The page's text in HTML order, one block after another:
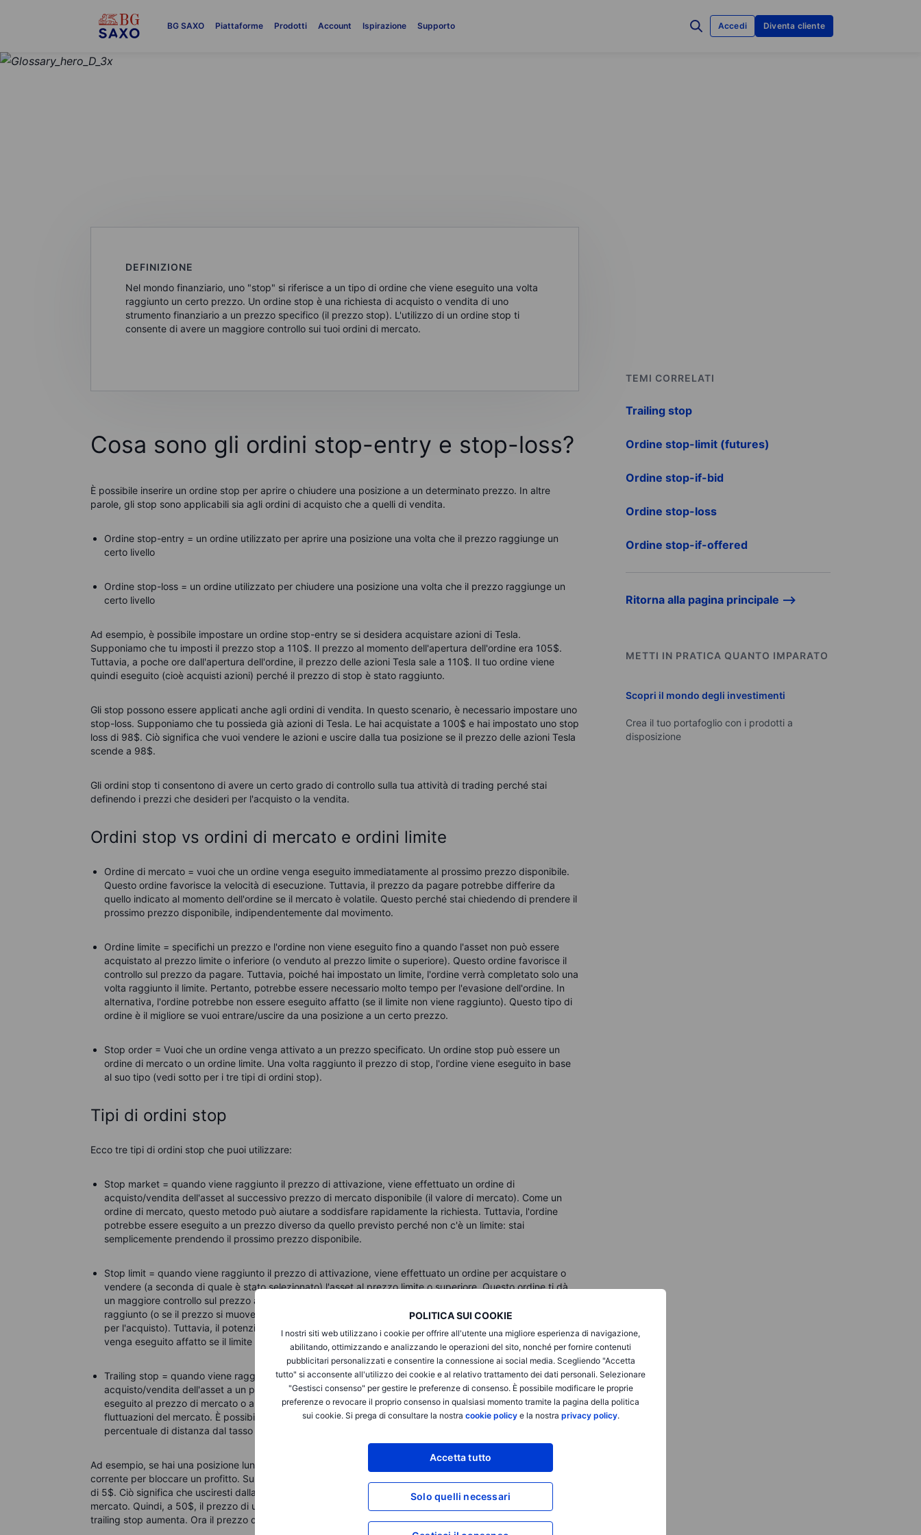
BG SAXO Piattaforme Prodotti Account Ispirazione Supporto Accedi Diventa cliente
POLITICA SUI COOKIE
I nostri siti web utilizzano i cookie per offrire all'utente una migliore esperienza di navigazione,
abilitando, ottimizzando e analizzando le operazioni del sito, nonché per fornire contenuti
pubblicitari personalizzati e consentire la connessione ai social media. Scegliendo "Accetta
tutto" si acconsente all'utilizzo dei cookie e al relativo trattamento dei dati personali. Selezionare
"Gestisci consenso" per gestire le preferenze di consenso. È possibile modificare le proprie
preferenze o revocare il proprio consenso in qualsiasi momento tramite la pagina della politica
sui cookie. Si prega di consultare la nostra cookie policye la nostra privacy policy.
Accetta tutto
Solo quelli necessari
DEFINIZIONE
Nel mondo finanziario, uno "stop" si riferisce a un tipo di ordine che viene eseguito una volta
raggiunto un certo prezzo. Un ordine stop è una richiesta di acquisto o vendita di uno
strumento finanziario a un prezzo specifico (il prezzo stop). L'utilizzo di un ordine stop ti
consente di avere un maggiore controllo sui tuoi ordini di mercato.
Cosa sono gli ordini stop-entry e stop-loss?
È possibile inserire un ordine stop per aprire o chiudere una posizione a un determinato prezzo. In altre
parole, gli stop sono applicabili sia agli ordini di acquisto che a quelli di vendita.
Ordine stop-entry = un ordine utilizzato per aprire una posizione una volta che il prezzo raggiunge un
certo livello
Ordine stop-loss = un ordine utilizzato per chiudere una posizione una volta che il prezzo raggiunge un
certo livello
Ad esempio, è possibile impostare un ordine stop-entry se si desidera acquistare azioni di Tesla.
Supponiamo che tu imposti il prezzo stop a 110$. Il prezzo al momento dell'apertura dell'ordine era 105$.
Tuttavia, a poche ore dall'apertura dell'ordine, il prezzo delle azioni Tesla sale a 110$. Il tuo ordine viene
quindi eseguito (cioè acquisti azioni) perché il prezzo di stop è stato raggiunto.
Gli stop possono essere applicati anche agli ordini di vendita. In questo scenario, è necessario impostare uno
stop-loss. Supponiamo che tu possieda già azioni di Tesla. Le hai acquistate a 100$ e hai impostato uno stop
loss di 98$. Ciò significa che vuoi vendere le azioni e uscire dalla tua posizione se il prezzo delle azioni Tesla
scende a 98$.
Gli ordini stop ti consentono di avere un certo grado di controllo sulla tua attività di trading perché stai
definendo i prezzi che desideri per l'acquisto o la vendita.
Ordini stop vs ordini di mercato e ordini limite
Ordine di mercato = vuoi che un ordine venga eseguito immediatamente al prossimo prezzo disponibile.
Questo ordine favorisce la velocità di esecuzione. Tuttavia, il prezzo da pagare potrebbe differire da
quello indicato al momento dell'ordine se il mercato è volatile. Questo perché stai chiedendo di prendere il
prossimo prezzo disponibile, indipendentemente dal movimento.
Ordine limite = specifichi un prezzo e l'ordine non viene eseguito fino a quando l'asset non può essere
acquistato al prezzo limite o inferiore (o venduto al prezzo limite o superiore). Questo ordine favorisce il
controllo sul prezzo da pagare. Tuttavia, poiché hai impostato un limite, l'ordine verrà completato solo una
volta raggiunto il limite. Pertanto, potrebbe essere necessario molto tempo per l'evasione dell'ordine. In
alternativa, l'ordine potrebbe non essere eseguito affatto (se il limite non viene raggiunto). Questo tipo di
ordine è il migliore se vuoi entrare/uscire da una posizione a un certo prezzo.
Stop order = Vuoi che un ordine venga attivato a un prezzo specificato. Un ordine stop può essere un
ordine di mercato o un ordine limite. Una volta raggiunto il prezzo di stop, l'ordine viene eseguito in base
al suo tipo (vedi sotto per i tre tipi di ordini stop).
Tipi di ordini stop
Ecco tre tipi di ordini stop che puoi utilizzare:
Stop market = quando viene raggiunto il prezzo di attivazione, viene effettuato un ordine di
acquisto/vendita dell'asset al successivo prezzo di mercato disponibile (il valore di mercato). Come un
ordine di mercato, questo metodo può aiutare a soddisfare rapidamente la richiesta. Tuttavia, l'ordine
potrebbe essere eseguito a un prezzo diverso da quello previsto perché non c'è un limite: stai
semplicemente prendendo il prossimo prezzo disponibile.
Stop limit = quando viene raggiunto il prezzo di attivazione, viene effettuato un ordine per acquistare o
vendere (a seconda di quale è stato selezionato) l'asset al prezzo limite o superiore. Questo ordine ti dà
un maggiore controllo sul prezzo a cui acquisti/vendi perché l'ordine viene eseguito solo se il limite viene
raggiunto (o se il prezzo si muove a tuo favore: al di sopra del limite per la vendita o al di sotto del limite
per l'acquisto). Tuttavia, il potenziale pericolo qui è che l'ordine non venga eseguito rapidamente o non
venga eseguito affatto se il limite non viene raggiunto.
Trailing stop = quando viene raggiunto il prezzo di attivazione, viene effettuato un ordine di
acquisto/vendita dell'asset a un prezzo basato su un livello variabile. Ciò significa che l'ordine non viene
eseguito al prezzo di mercato o a un limite fisso. Invece, il prezzo di esecuzione si muoverà in linea con le
fluttuazioni del mercato. È possibile impostare un trailing stop come importo in contanti o come
percentuale di distanza dal tasso di mercato corrente.
Ad esempio, se hai una posizione lunga, puoi impostare un trailing stop al di sotto del prezzo di mercato
corrente per bloccare un profitto. Supponiamo che tu abbia aperto una posizione a 50$ con un trailing stop
di 5$. Ciò significa che usciresti dalla posizione quando il titolo scende di 5$ al di sotto dell'attuale valore di
mercato. Quindi, a 50$, il prezzo di uscita sarebbe 45$. Il prezzo dell'asset sale a 60$, il che significa che il
trailing stop aumenta. Ora il prezzo di uscita è 55$ perché è 5$ al di sotto del prezzo di mercato.
TEMI CORRELATI
Trailing stop
Ordine stop-limit (futures)
Ordine stop-if-bid
Ordine stop-loss
Ordine stop-if-offered
Ritorna alla pagina principale -->
METTI IN PRATICA QUANTO IMPARATO
Scopri il mondo degli investimenti
Crea il tuo portafoglio con i prodotti a
disposizione